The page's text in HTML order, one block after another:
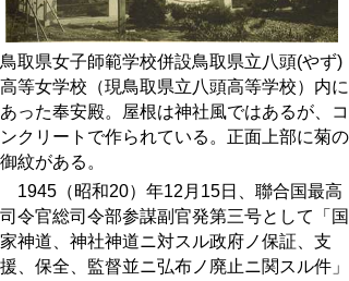
鳥取県女子師範学校併設鳥取県立八頭(やず)
高等女学校（現鳥取県立八頭高等学校）内に
あった奉安殿。屋根は神社風ではあるが、コ
ンクリートで作られている。正面上部に菊の
御紋がある。
1945（昭和20）年12月15日、聯合国最高
司令官総司令部参謀副官発第三号として「国
家神道、神社神道ニ対スル政府ノ保証、支
援、保全、監督並ニ弘布ノ廃止ニ関スル件」